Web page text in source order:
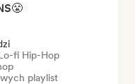
fi Hip-Hop
playlist